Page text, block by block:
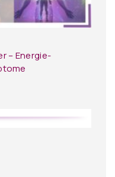
– Energie-